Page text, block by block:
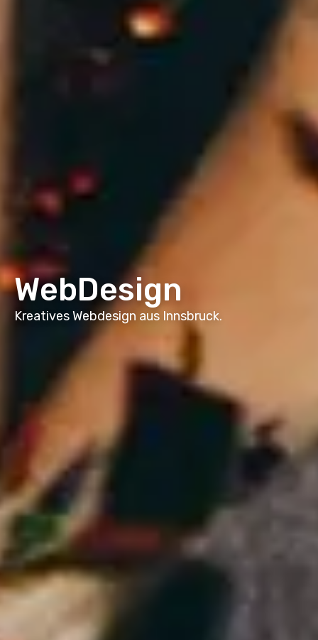
WebDesign
Kreatives Webdesign aus Innsbruck.